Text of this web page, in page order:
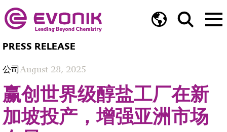
PRESS RELEASE
公司 August 28, 2025
赢创世界级醇盐工厂在新
加坡投产，增强亚洲市场